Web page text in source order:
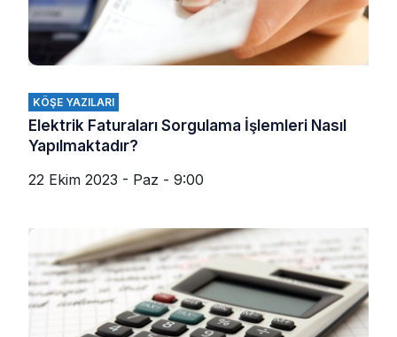
KÖŞE YAZILARI
Elektrik Faturaları Sorgulama İşlemleri Nasıl
Yapılmaktadır?
22 Ekim 2023 - Paz - 9:00